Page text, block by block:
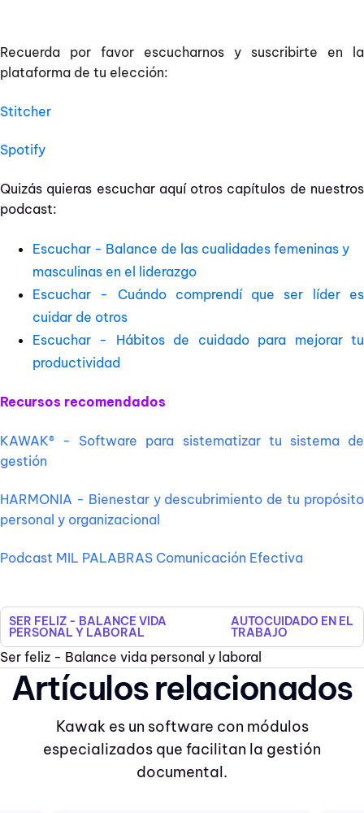
Recuerda por favor escucharnos y suscribirte en la
plataforma de tu elección:
Stitcher
Spotify
Quizás quieras escuchar aquí otros capítulos de nuestros
podcast:
Escuchar - Balance de las cualidades femeninas y
masculinas en el liderazgo
Escuchar - Cuándo comprendí que ser líder es
cuidar de otros
Escuchar - Hábitos de cuidado para mejorar tu
productividad
Recursos recomendados
KAWAK® - Software para sistematizar tu sistema de
gestión
HARMONIA - Bienestar y descubrimiento de tu propósito
personal y organizacional
Podcast MIL PALABRAS Comunicación Efectiva
SER FELIZ - BALANCE VIDA
PERSONAL Y LABORAL
AUTOCUIDADO EN EL
TRABAJO
Ser feliz - Balance vida personal y laboral
Artículos relacionados
Kawak es un software con módulos
especializados que facilitan la gestión
documental.